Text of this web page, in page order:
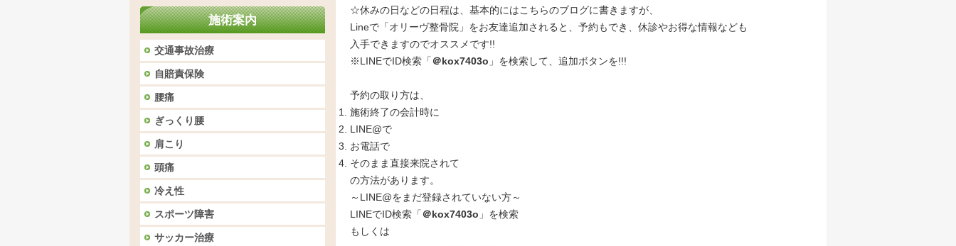
☆休みの日などの日程は、基本的にはこちらのブログに書きますが、
Lineで「オリーヴ整骨院」をお友達追加されると、予約もでき、休診やお得な情報なども
入手できますのでオススメです!!
※LINEでID検索「 ＠kox7403o 」を検索して、追加ボタンを!!!
予約の取り方は、
施術終了の会計時に
LINE@で
お電話で
そのまま直接来院されて
の方法があります。
～LINE@をまだ登録されていない方～
LINEでID検索「 ＠kox7403o 」を検索
もしくは
施術案内
交通事故治療
自賠責保険
腰痛
ぎっくり腰
肩こり
頭痛
冷え性
スポーツ障害
サッカー治療